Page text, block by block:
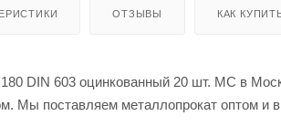
ОТЗЫВЫ КАК
DIN 603 оцинкованный 20 шт. МС в
Мы поставляем металлопрокат оптом и